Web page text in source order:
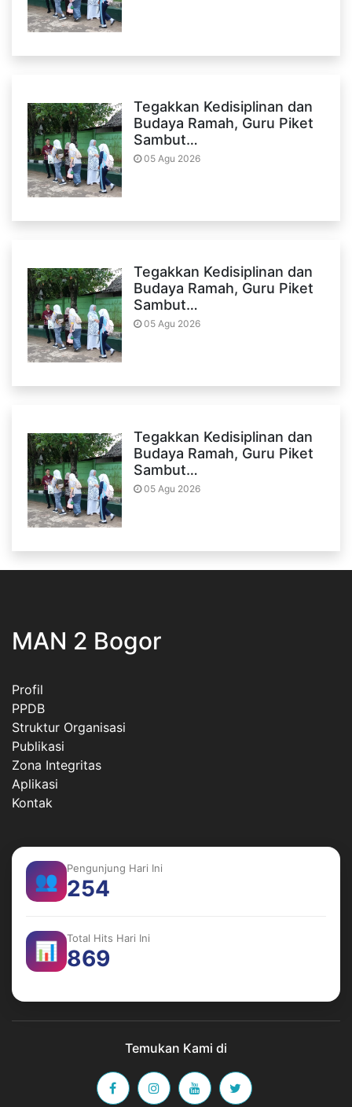
Tegakkan Kedisiplinan dan
Budaya Ramah, Guru Piket
Sambut…
05 Agu 2026
Tegakkan Kedisiplinan dan
Budaya Ramah, Guru Piket
Sambut…
05 Agu 2026
Tegakkan Kedisiplinan dan
Budaya Ramah, Guru Piket
Sambut…
05 Agu 2026
MAN 2 Bogor
Profil
PPDB
Struktur Organisasi
Publikasi
Zona Integritas
Aplikasi
Kontak
👥
Pengunjung Hari Ini
254
📊
Total Hits Hari Ini
869
Temukan Kami di